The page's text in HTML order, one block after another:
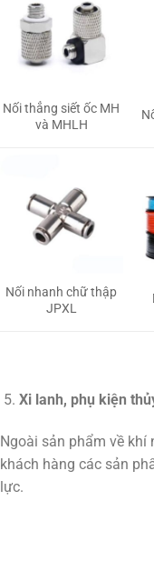
Nối thẳng siết ốc MH
và MHLH
Nối nhanh chữ thập
JPXL
Xi lanh, phụ kiện
Ngoài sản phẩm về khí
khách hàng các sản
lực.